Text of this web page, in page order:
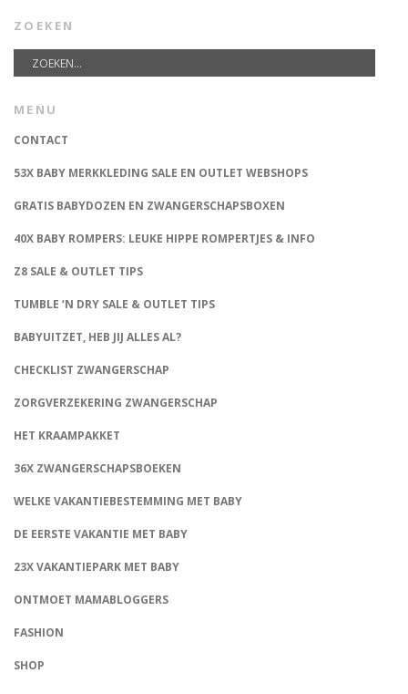
ZOEKEN
MENU
CONTACT
53X BABY MERKKLEDING SALE EN OUTLET WEBSHOPS
GRATIS BABYDOZEN EN ZWANGERSCHAPSBOXEN
40X BABY ROMPERS: LEUKE HIPPE ROMPERTJES & INFO
Z8 SALE & OUTLET TIPS
TUMBLE ‘N DRY SALE & OUTLET TIPS
BABYUITZET, HEB JIJ ALLES AL?
CHECKLIST ZWANGERSCHAP
ZORGVERZEKERING ZWANGERSCHAP
HET KRAAMPAKKET
36X ZWANGERSCHAPSBOEKEN
WELKE VAKANTIEBESTEMMING MET BABY
DE EERSTE VAKANTIE MET BABY
23X VAKANTIEPARK MET BABY
ONTMOET MAMABLOGGERS
FASHION
SHOP